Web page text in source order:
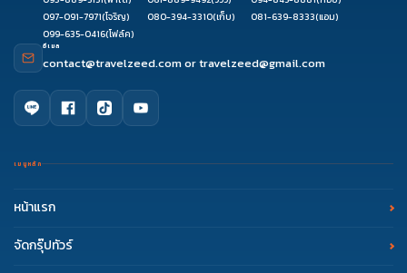
097-091-7971(โจริญ) 080-394-3310(เก็บ) 081-639-8333(แอม)
099-635-0416(โฟล์ค)
อีเมล
contact@travelzeed.comortravelzeed@gmail.com
เมนูหลัก
หน้าแรก
จัดกรุ๊ปทัวร์